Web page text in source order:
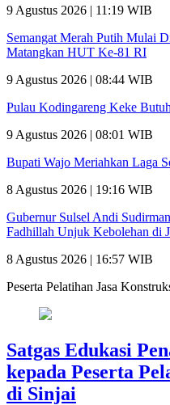
9 Agustus 2026 | 11:19 WIB
Semangat Merah Putih Mulai
Matangkan HUT Ke-81 RI
9 Agustus 2026 | 08:44 WIB
Pulau Kodingareng Keke
9 Agustus 2026 | 08:01 WIB
Bupati Wajo Meriahkan Laga
8 Agustus 2026 | 19:16 WIB
Gubernur Sulsel Andi
Fadhillah Unjuk Kebolehan di
8 Agustus 2026 | 16:57 WIB
Peserta Pelatihan Jasa
Satgas Edukasi
kepada Peserta
di Sinjai